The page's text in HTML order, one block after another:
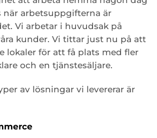
när arbetsuppgifterna är
Vi arbetar i huvudsak på
kunder. Vi tittar just nu på att
lokaler för att få plats med fler
och en tjänstesäljare.
av lösningar vi levererar är